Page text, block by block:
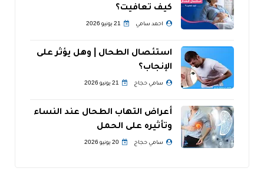
كيف تعافيت؟
احمد سامي 21 يونيو 2026
استئصال الطحال | وهل يؤثر على
الإنجاب؟
سامي حجاج 21 يونيو 2026
أعراض التهاب الطحال عند النساء
وتأثيره على الحمل
سامي حجاج 20 يونيو 2026